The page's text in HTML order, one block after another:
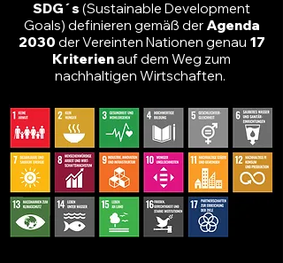
SDG´s (Sustainable Development
Goals) definieren gemäß der Agenda
2030 der Vereinten Nationen genau 17
Kriterienauf dem Weg zum
nachhaltigen Wirtschaften.